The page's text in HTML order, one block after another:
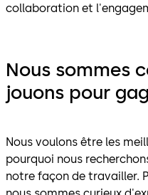
collaboration et
Nous sommes
jouons pour
Nous voulons être les
pourquoi nous
notre façon de travailler.